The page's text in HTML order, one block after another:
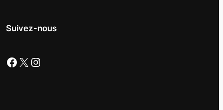
Suivez-nous
Facebook X Instagram